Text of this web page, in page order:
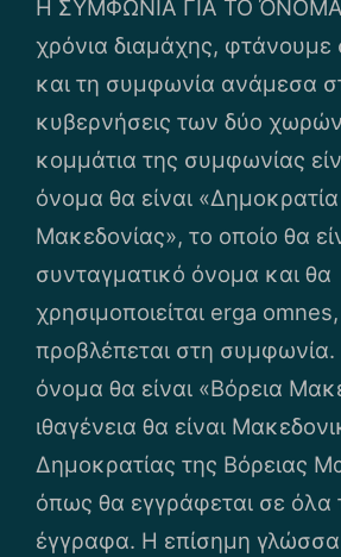
Η ΣΥΜΦΩΝΙΑ ΓΙΑ ΤΟ
χρόνια διαμάχης,
και τη συμφωνία ανάμεσα
κυβερνήσεις των δύο
κομμάτια της συμφωνίας
όνομα θα είναι
Μακεδονίας», το οποίο θα
συνταγματικό όνομα και θα
χρησιμοποιείται erga
προβλέπεται στη
όνομα θα είναι «Βόρεια
ιθαγένεια θα είναι
Δημοκρατίας της Βόρειας
όπως θα εγγράφεται σε όλα
έγγραφα. Η επίσημη γλώσσα